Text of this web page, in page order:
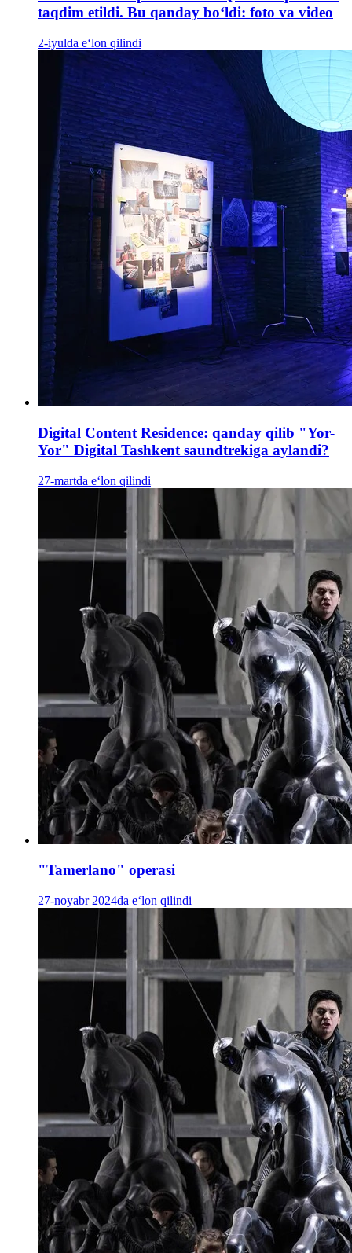
taqdim etildi. Bu qanday boʻldi: foto va video
2-iyulda e‘lon qilindi
Digital Content Residence: qanday qilib "Yor-
Yor" Digital Tashkent saundtrekiga aylandi?
27-martda e‘lon qilindi
"Tamerlano" operasi
27-noyabr 2024da e‘lon qilindi